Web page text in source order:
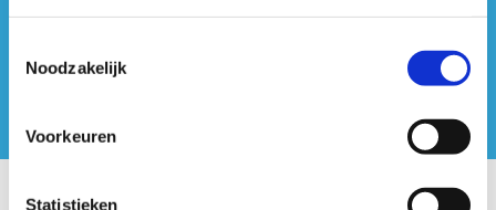
Noodzakelijk
Voorkeuren
Statistieken